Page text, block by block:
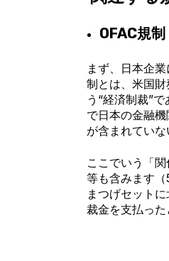
OFAC規制
まず、日本企
制とは、 米国
う“経済制裁”で
で日本の金融
が含まれてい
ここでいう「
等も含みます
まつげセット
裁金を支払っ